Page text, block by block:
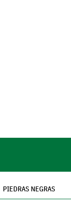
PIEDRAS NEGRAS